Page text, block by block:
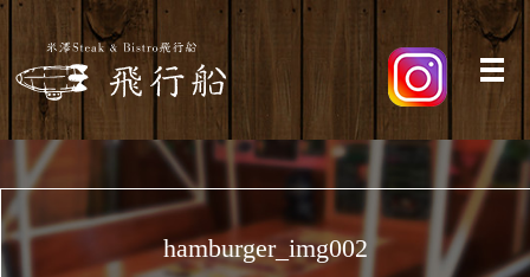
メ
hamburger_img002